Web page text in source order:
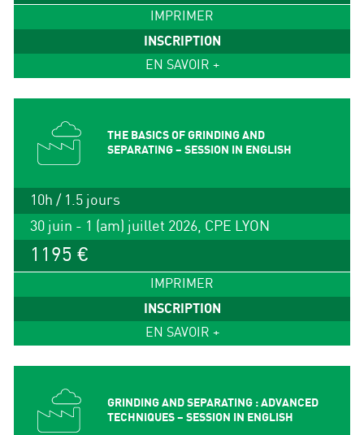
IMPRIMER
INSCRIPTION
EN SAVOIR +
THE BASICS OF GRINDING AND
SEPARATING – SESSION IN ENGLISH
10h / 1.5 jours
30 juin - 1 (am) juillet 2026, CPE LYON
1195 €
IMPRIMER
INSCRIPTION
EN SAVOIR +
GRINDING AND SEPARATING : ADVANCED
TECHNIQUES – SESSION IN ENGLISH